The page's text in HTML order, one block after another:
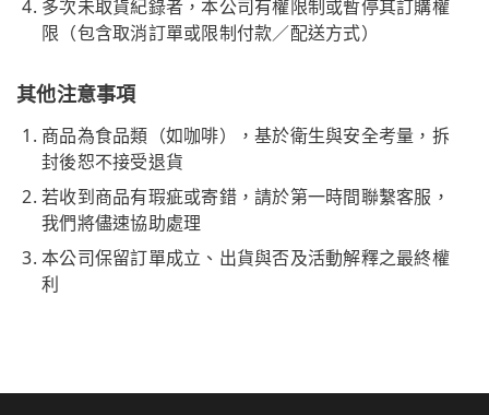
多次未取貨紀錄者，本公司有權限制或暫停其訂購權
限（包含取消訂單或限制付款／配送方式）
其他注意事項
商品為食品類（如咖啡），基於衛生與安全考量，拆
封後恕不接受退貨
若收到商品有瑕疵或寄錯，請於第一時間聯繫客服，
我們將儘速協助處理
本公司保留訂單成立、出貨與否及活動解釋之最終權
利